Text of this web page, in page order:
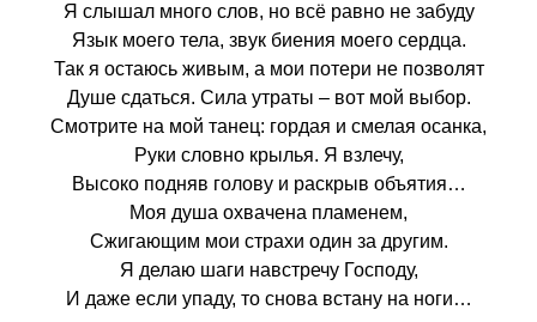
Я слышал много слов, но всё равно не забуду
Язык моего тела, звук биения моего сердца.
Так я остаюсь живым, а мои потери не позволят
Душе сдаться. Сила утраты – вот мой выбор.
Смотрите на мой танец: гордая и смелая осанка,
Руки словно крылья. Я взлечу,
Высоко подняв голову и раскрыв объятия…
Моя душа охвачена пламенем,
Сжигающим мои страхи один за другим.
Я делаю шаги навстречу Господу,
И даже если упаду, то снова встану на ноги…